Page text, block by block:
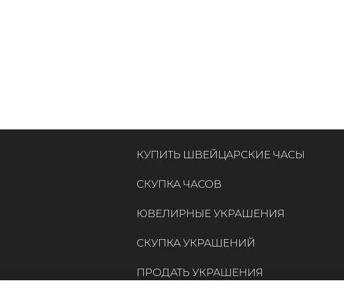
КУПИТЬ ШВЕЙЦАРСКИЕ ЧАСЫ
СКУПКА ЧАСОВ
ЮВЕЛИРНЫЕ УКРАШЕНИЯ
СКУПКА УКРАШЕНИЙ
ПРОДАТЬ УКРАШЕНИЯ